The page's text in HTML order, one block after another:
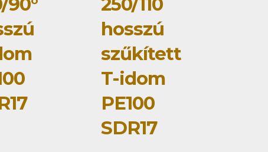
hosszú
szűkített
T-idom
PE100
SDR17